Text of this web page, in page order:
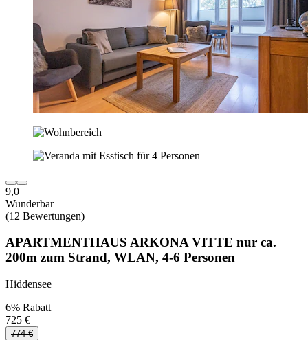
9,0
Wunderbar
(12 Bewertungen)
APARTMENTHAUS ARKONA VITTE nur ca.
200m zum Strand, WLAN, 4-6 Personen
Hiddensee
6% Rabatt
725 €
774 €